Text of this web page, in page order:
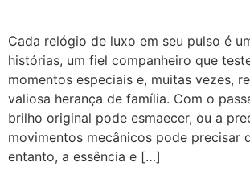
Cada relógio de luxo em seu pulso é
histórias, um fiel companheiro que
momentos especiais e, muitas vezes,
valiosa herança de família. Com o
brilho original pode esmaecer, ou a
movimentos mecânicos pode precisar
entanto, a essência e […]